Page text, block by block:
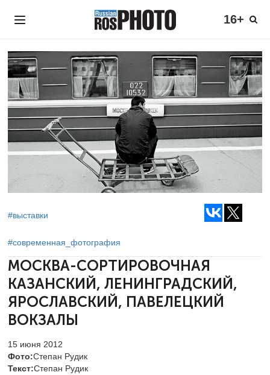
16+
#выставки
#современная_фотография
МОСКВА-СОРТИРОВОЧНАЯ
КАЗАНСКИЙ, ЛЕНИНГРАДСКИЙ,
ЯРОСЛАВСКИЙ, ПАВЕЛЕЦКИЙ
ВОКЗАЛЫ
15 июня 2012
Фото:Степан Рудик
Текст:Степан Рудик